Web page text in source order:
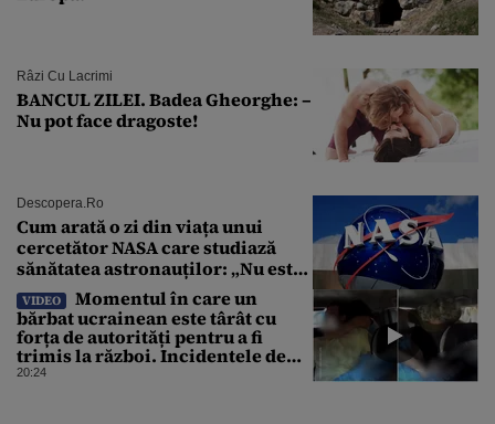
Râzi Cu Lacrimi
BANCUL ZILEI. Badea Gheorghe: –
Nu pot face dragoste!
Descopera.ro
Cum arată o zi din viața unui
cercetător NASA care studiază
sănătatea astronauților: „Nu este
o știință complicată”
VIDEO
Momentul în care un
bărbat ucrainean este târât cu
forța de autorități pentru a fi
trimis la război. Incidentele de
acest fel sunt tot mai dese
20:24